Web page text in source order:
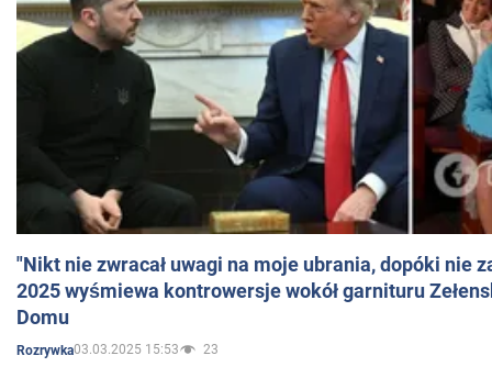
"Nikt nie zwracał uwagi na moje ubrania, dopóki nie
2025 wyśmiewa kontrowersje wokół garnituru
Domu
Rozrywka03.03.2025 15:53 23